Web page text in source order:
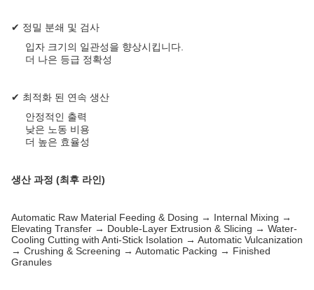
✔ 정밀 분쇄 및 검사
입자 크기의 일관성을 향상시킵니다.
더 나은 등급 정확성
✔ 최적화 된 연속 생산
안정적인 출력
낮은 노동 비용
더 높은 효율성
생산 과정 (최후 라인)
Automatic Raw Material Feeding & Dosing → Internal Mixing →
Elevating Transfer → Double-Layer Extrusion & Slicing → Water-
Cooling Cutting with Anti-Stick Isolation → Automatic Vulcanization
→ Crushing & Screening → Automatic Packing → Finished
Granules